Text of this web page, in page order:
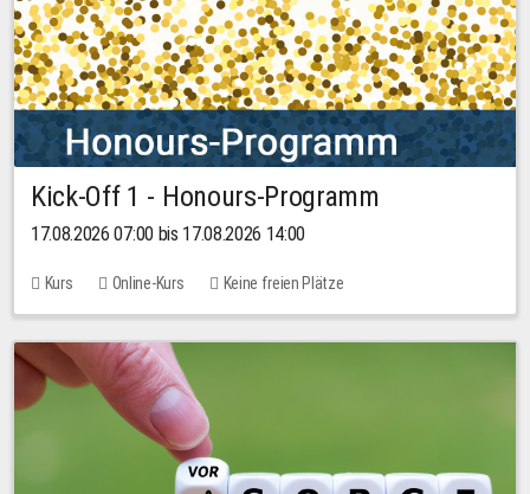
Kick-Off 1 - Honours-Programm
17.08.2026 07:00 bis 17.08.2026 14:00
Kurs Online-Kurs Keine freien Plätze